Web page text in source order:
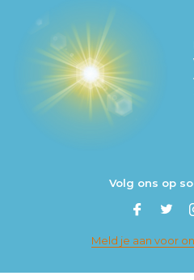
Volg ons op
Meld je aan voor